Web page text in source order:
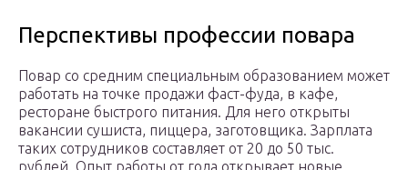
Перспективы профессии повара
Повар со средним специальным образованием может
работать на точке продажи фаст-фуда, в кафе,
ресторане быстрого питания. Для него открыты
вакансии сушиста, пиццера, заготовщика. Зарплата
таких сотрудников составляет от 20 до 50 тыс.
рублей. Опыт работы от года открывает новые